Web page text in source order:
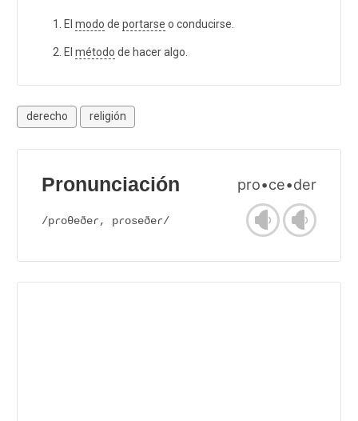
El modo de portarse o conducirse.
El método de hacer algo.
derecho religión
Pronunciación pro•ce•der
/pɾoθeðeɾ, pɾoseðeɾ/